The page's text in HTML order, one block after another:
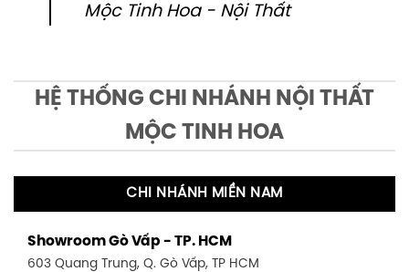
Mộc Tinh Hoa - Nội Thất
HỆ THỐNG CHI NHÁNH NỘI THẤT
MỘC TINH HOA
CHI NHÁNH MIỀN NAM
Showroom Gò Vấp - TP. HCM
603 Quang Trung, Q. Gò Vấp, TP HCM